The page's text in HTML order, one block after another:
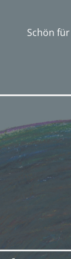
Schön